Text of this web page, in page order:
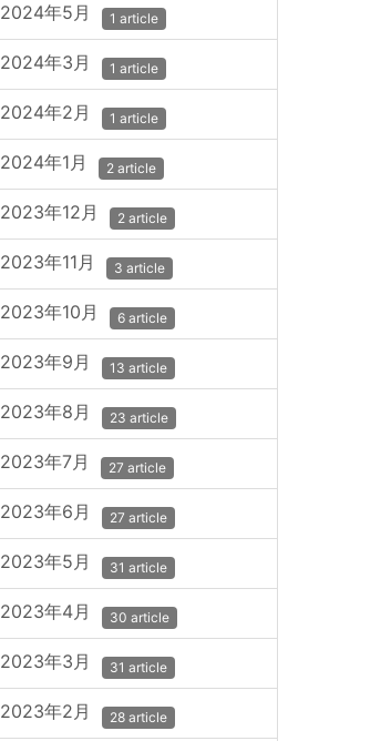
2024年5月 1 article
2024年3月 1 article
2024年2月 1 article
2024年1月 2 article
2023年12月 2 article
2023年11月 3 article
2023年10月 6 article
2023年9月 13 article
2023年8月 23 article
2023年7月 27 article
2023年6月 27 article
2023年5月 31 article
2023年4月 30 article
2023年3月 31 article
2023年2月 28 article